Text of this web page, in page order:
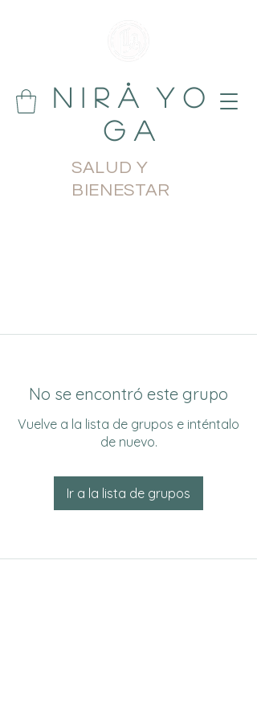
N i r å Y o
g a
SALUD Y
BIENESTAR
No se encontró este grupo
Vuelve a la lista de grupos e inténtalo
de nuevo.
Ir a la lista de grupos